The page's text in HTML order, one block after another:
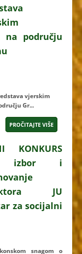
na području
vjerskim
Gr...
PROČITAJTE VIŠE
KONKURS
izbor i
JU
za socijalni
snagom o